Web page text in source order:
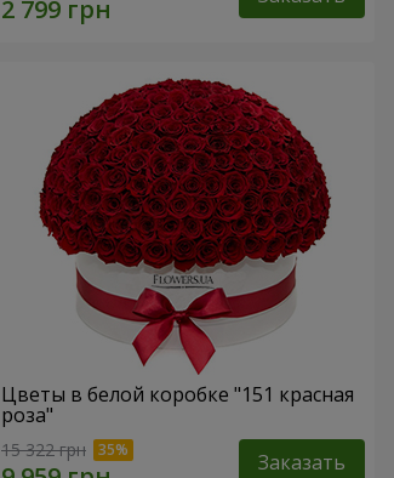
Цветы в белой коробке "151 красная
роза"
15 322 грн Заказать